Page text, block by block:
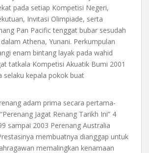
pada setiap Kompetisi Negeri,
Invitasi Olimpiade, serta
Pan Pacific tenggat bubar sesudah
Athena, Yunani. Perkumpulan
enam bintang layak pada wahid
tatkala Kompetisi Akuatik Bumi 2001
selaku kepala pokok buat
adam prima secara pertama-
Jagat Renang Tarikh Ini” 4
sampai 2003 Perenang Australia
membuatnya dianggap untuk
memalingkan kenamaan